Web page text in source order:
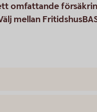
omfattande
mellan